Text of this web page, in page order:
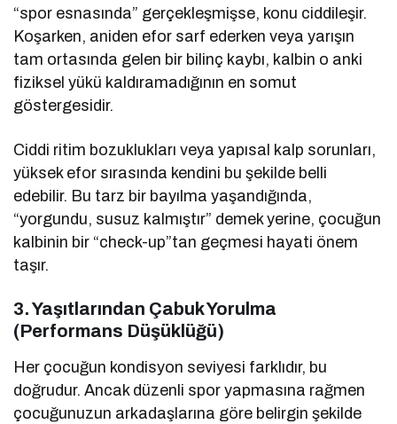
“spor esnasında” gerçekleşmişse, konu ciddileşir.
Koşarken, aniden efor sarf ederken veya yarışın
tam ortasında gelen bir bilinç kaybı, kalbin o anki
fiziksel yükü kaldıramadığının en somut
göstergesidir.
Ciddi ritim bozuklukları veya yapısal kalp sorunları,
yüksek efor sırasında kendini bu şekilde belli
edebilir. Bu tarz bir bayılma yaşandığında,
“yorgundu, susuz kalmıştır” demek yerine, çocuğun
kalbinin bir “check-up”tan geçmesi hayati önem
taşır.
3. Yaşıtlarından Çabuk Yorulma
(Performans Düşüklüğü)
Her çocuğun kondisyon seviyesi farklıdır, bu
doğrudur. Ancak düzenli spor yapmasına rağmen
çocuğunuzun arkadaşlarına göre belirgin şekilde